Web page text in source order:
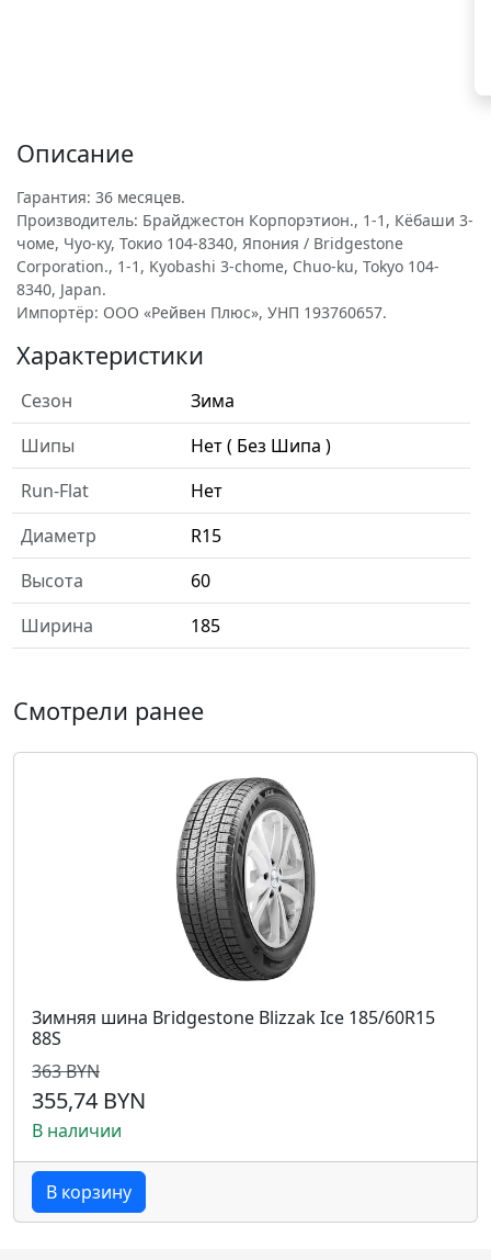
Описание
Гарантия: 36 месяцев.
Производитель: Брайджестон Корпорэтион., 1-1, Кёбаши 3-
чоме, Чуо-ку, Токио 104-8340, Япония / Bridgestone
Corporation., 1-1, Kyobashi 3-chome, Chuo-ku, Tokyo 104-
8340, Japan.
Импортёр: ООО «Рейвен Плюс», УНП 193760657.
Характеристики
Сезон
Зима
Шипы
Нет ( Без Шипа )
Run-Flat
Нет
Диаметр
R15
Высота
60
Ширина
185
Смотрели ранее
Зимняя шина Bridgestone Blizzak Ice 185/60R15
88S
363 BYN
355,74 BYN
В наличии
В корзину